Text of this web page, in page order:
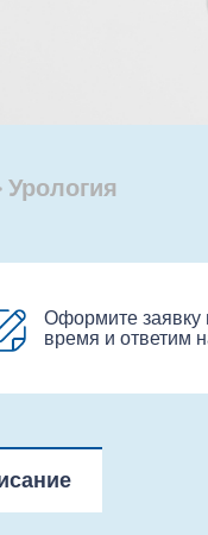
Оформите
время и ответим
Урология